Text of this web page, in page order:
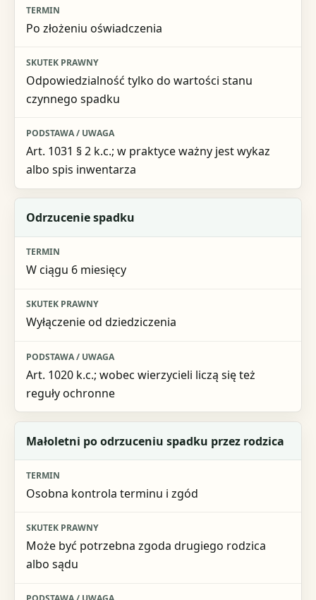
Po złożeniu oświadczenia
Odpowiedzialność tylko do wartości stanu
czynnego spadku
Art. 1031 § 2 k.c.; w praktyce ważny jest wykaz
albo spis inwentarza
Odrzucenie spadku
W ciągu 6 miesięcy
Wyłączenie od dziedziczenia
Art. 1020 k.c.; wobec wierzycieli liczą się też
reguły ochronne
Małoletni po odrzuceniu spadku przez rodzica
Osobna kontrola terminu i zgód
Może być potrzebna zgoda drugiego rodzica
albo sądu